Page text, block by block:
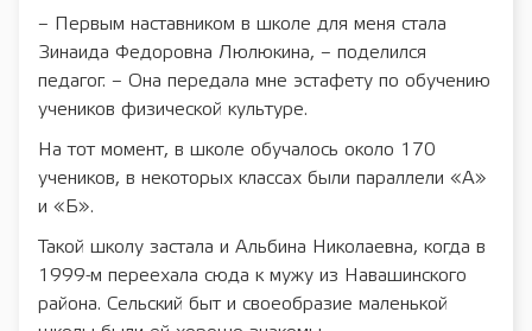
– Первым наставником в школе для меня стала
Зинаида Федоровна Люлюкина, – поделился
педагог. – Она передала мне эстафету по обучению
учеников физической культуре.
На тот момент, в школе обучалось около 170
учеников, в некоторых классах были параллели «А»
и «Б».
Такой школу застала и Альбина Николаевна, когда в
1999-м переехала сюда к мужу из Навашинского
района. Сельский быт и своеобразие маленькой